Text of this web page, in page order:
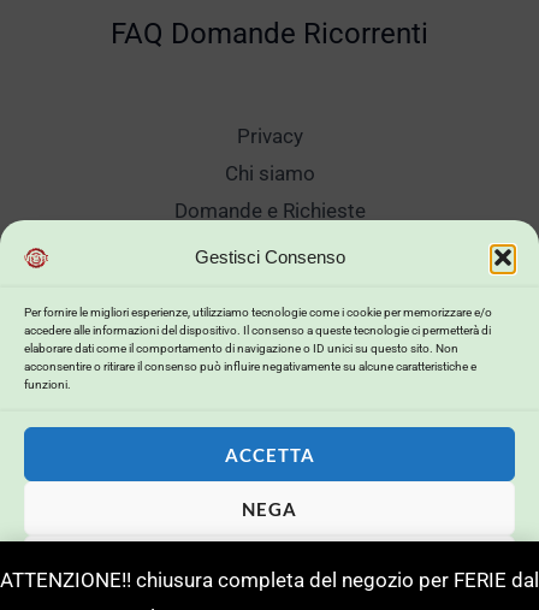
Gestisci Consenso
Per fornire le migliori esperienze, utilizziamo tecnologie come i cookie per memorizzare e/o
accedere alle informazioni del dispositivo. Il consenso a queste tecnologie ci permetterà di
elaborare dati come il comportamento di navigazione o ID unici su questo sito. Non
acconsentire o ritirare il consenso può influire negativamente su alcune caratteristiche e
funzioni.
ACCETTA
NEGA
ATTENZIONE!! chiusura completa del negozio per FERIE dal
FAQ Domande Ricorrenti
Privacy
Chi siamo
Domande e Richieste
Showroom
Sanificazione e Lavaggi
Reso Cambio Merce
My Account